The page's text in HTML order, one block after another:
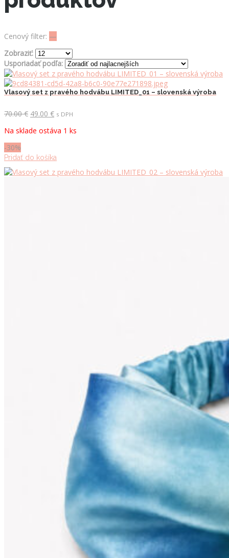
Cenový filter: —
Zobraziť:
Usporiadať podľa:
Vlasový set z pravého hodvábu LIMITED_01 – slovenská výroba
70.00€ Pôvodná
bola:
49.00 €Aktuálna
je:
s DPH
Na sklade ostáva 1 ks
-30%
Pridať do košíka